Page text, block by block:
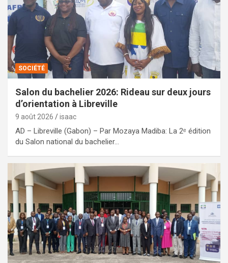
SOCIÉTÉ
Salon du bachelier 2026: Rideau sur deux jours
d’orientation à Libreville
9 août 2026 isaac
AD – Libreville (Gabon) – Par Mozaya Madiba: La 2ᵉ édition
du Salon national du bachelier…